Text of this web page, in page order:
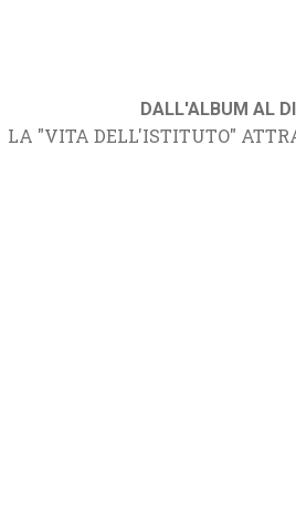
DALL'ALBUM AL
LA "VITA DELL'ISTITUTO"